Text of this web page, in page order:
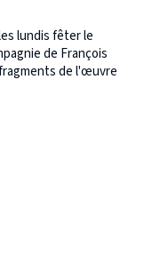
lundis fêter le
de François
de l'œuvre